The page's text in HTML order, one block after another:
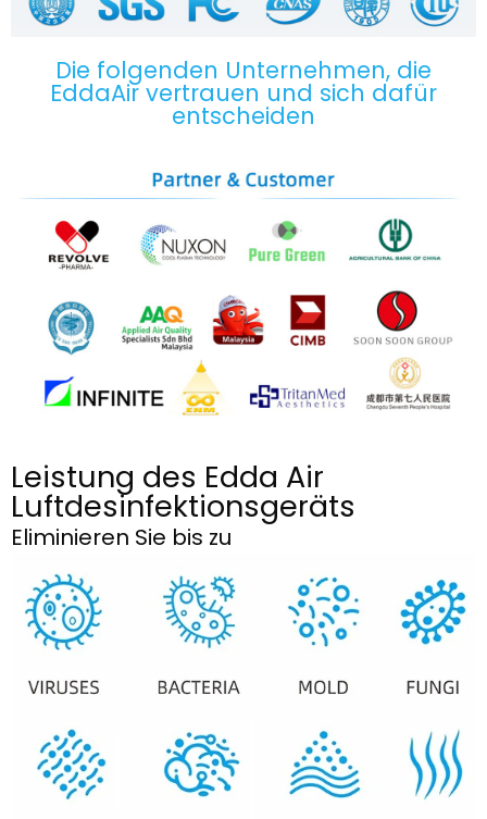
Die folgenden Unternehmen, die
EddaAir vertrauen und sich dafür
entscheiden
Leistung des Edda Air
Luftdesinfektionsgeräts
Eliminieren Sie bis zu